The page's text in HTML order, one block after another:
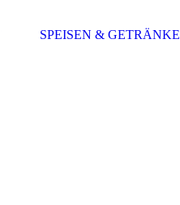
SPEISEN & GETRÄNKE